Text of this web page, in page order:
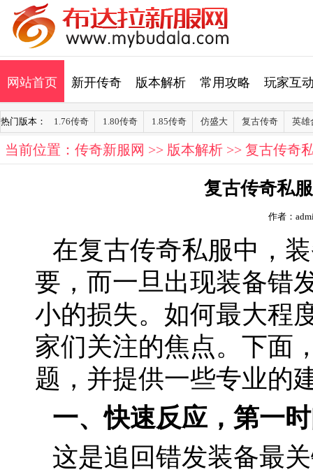
网站首页 新开传奇 版本解析 常用攻略 玩家互
热门版本： 1.76传奇 1.80传奇 1.85传奇 仿盛大 复古传奇 英雄
当前位置： 传奇新服网 >> 版本解析 >> 复古传奇
复古传奇私
作者：
在复古传奇私服中，
要，而一旦出现装备错
小的损失。如何最大程
家们关注的焦点。下面
题，并提供一些专业的
一、快速反应，第一
这是追回错发装备最